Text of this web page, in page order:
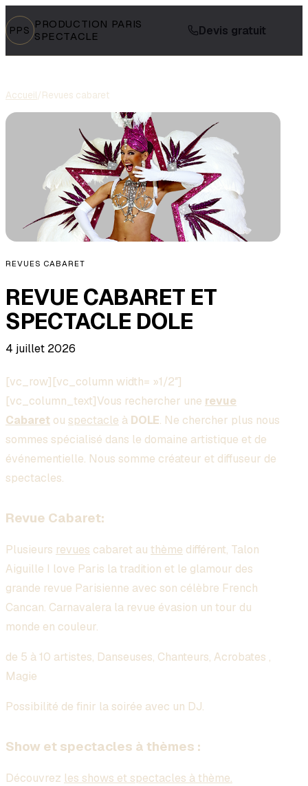
PPS PRODUCTION PARIS
SPECTACLE
Devis gratuit
Accueil/Revues cabaret
REVUES CABARET
REVUE CABARET ET
SPECTACLE DOLE
4 juillet 2026
[vc_row][vc_column width= »1/2″]
[vc_column_text]Vous rechercher une revue
Cabaret ou spectacle à DOLE. Ne chercher plus nous
sommes spécialisé dans le domaine artistique et de
événementielle. Nous somme créateur et diffuseur de
spectacles.
Revue Cabaret:
Plusieurs revues cabaret au thème différent, Talon
Aiguille I love Paris la tradition et le glamour des
grande revue Parisienne avec son célèbre French
Cancan. Carnavalera la revue évasion un tour du
monde en couleur.
de 5 à 10 artistes, Danseuses, Chanteurs, Acrobates ,
Magie
Possibilité de finir la soirée avec un DJ.
Show et spectacles à thèmes :
Découvrez les shows et spectacles à thème.